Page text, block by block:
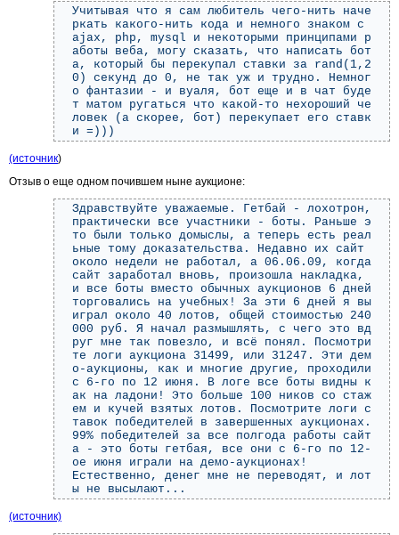
Учитывая что я сам любитель чего-нить наче
ркать какого-нить кода и немного знаком с
ajax, php, mysql и некоторыми принципами р
аботы веба, могу сказать, что написать бот
а, который бы перекупал ставки за rand(1,2
0) секунд до 0, не так уж и трудно. Немног
о фантазии - и вуаля, бот еще и в чат буде
т матом ругаться что какой-то нехороший че
ловек (а скорее, бот) перекупает его ставк
и =)))
(источник)
Отзыв о еще одном почившем ныне аукционе:
Здравствуйте уважаемые. Гетбай - лохотрон,
практически все участники - боты. Раньше э
то были только домыслы, а теперь есть реал
ьные тому доказательства. Недавно их сайт
около недели не работал, а 06.06.09, когда
сайт заработал вновь, произошла накладка,
и все боты вместо обычных аукционов 6 дней
торговались на учебных! За эти 6 дней я вы
играл около 40 лотов, общей стоимостью 240
000 руб. Я начал размышлять, с чего это вд
руг мне так повезло, и всё понял. Посмотри
те логи аукциона 31499, или 31247. Эти дем
о-аукционы, как и многие другие, проходили
с 6-го по 12 июня. В логе все боты видны к
ак на ладони! Это больше 100 ников со стаж
ем и кучей взятых лотов. Посмотрите логи с
тавок победителей в завершенных аукционах.
99% победителей за все полгода работы сайт
а - это боты гетбая, все они с 6-го по 12-
ое июня играли на демо-аукционах!
Естественно, денег мне не переводят, и лот
ы не высылают...
(источник)